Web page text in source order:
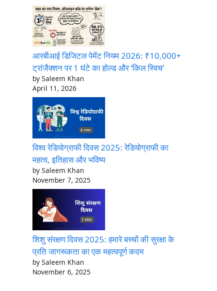
आरबीआई डिजिटल पेमेंट नियम 2026: ₹10,000+
ट्रांजैक्शन पर 1 घंटे का होल्ड और ‘किल स्विच’
by Saleem Khan
April 11, 2026
विश्व रेडियोग्राफी दिवस 2025: रेडियोग्राफी का
महत्व, इतिहास और भविष्य
by Saleem Khan
November 7, 2025
शिशु संरक्षण दिवस 2025: हमारे बच्चों की सुरक्षा के
प्रति जागरूकता का एक महत्वपूर्ण कदम
by Saleem Khan
November 6, 2025